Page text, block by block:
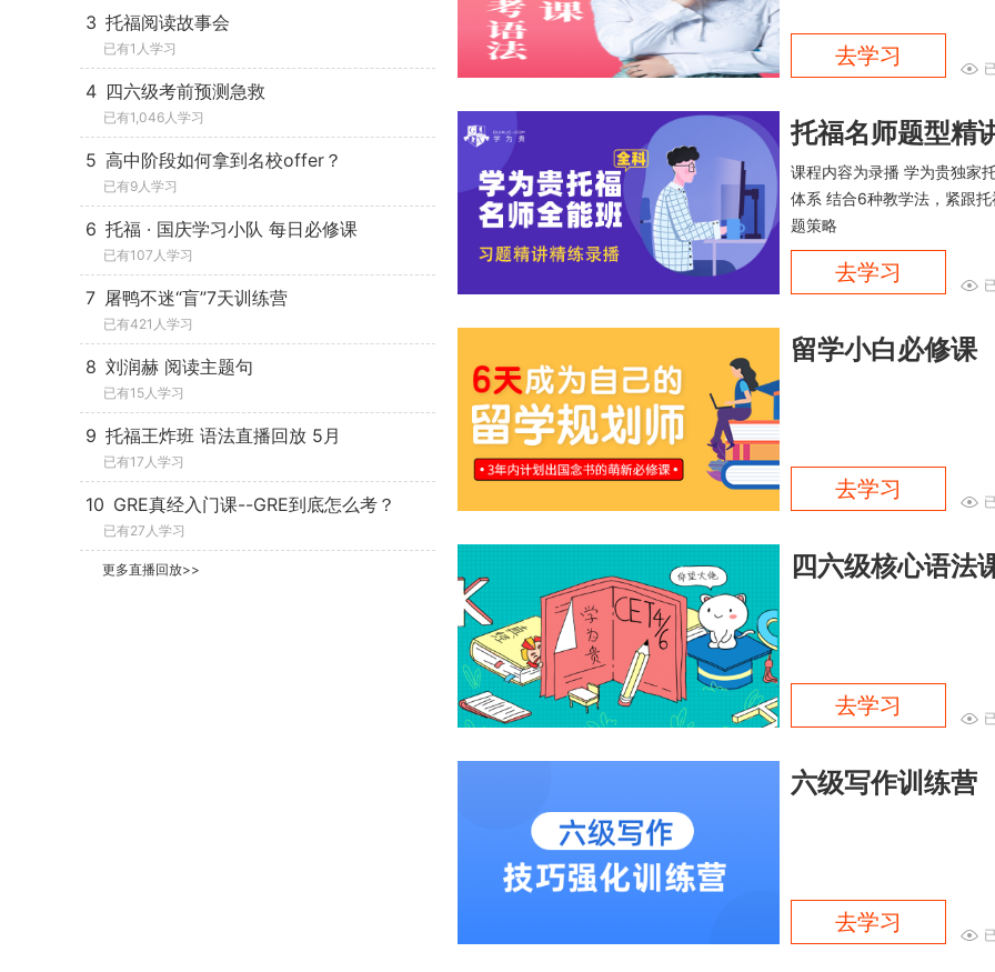
3 托福阅读故事会
已有1人学习
4 四六级考前预测急救
已有1,046人学习
5 高中阶段如何拿到名校offer？
已有9人学习
6 托福 · 国庆学习小队 每日必修课
已有107人学习
7 屠鸭不迷“盲”7天训练营
已有421人学习
8 刘润赫 阅读主题句
已有15人学习
9 托福王炸班 语法直播回放 5月
已有17人学习
10 GRE真经入门课--GRE到底怎么考？
已有27人学习
更多直播回放>>
去学习
托福名师题型精
课程内容为录播 学为贵独家
体系 结合6种教学法，紧跟
题策略
去学习
留学小白必修课
去学习
四六级核心语法
去学习
六级写作训练营
去学习